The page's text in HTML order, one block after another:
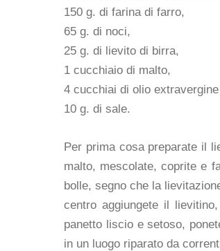
150 g. di farina di farro,
65 g. di noci,
25 g. di lievito di birra,
1 cucchiaio di malto,
4 cucchiai di olio
10 g. di sale.
Per prima cosa preparate il
malto, mescolate, coprite e
bolle, segno che la
centro aggiungete il
panetto liscio e setoso,
in un luogo riparato da